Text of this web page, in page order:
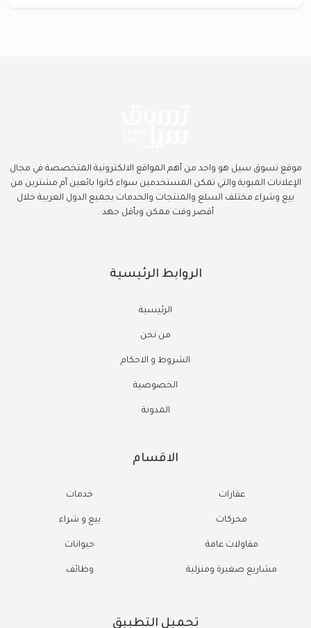
موقع تسوق سيل هو واحد من أهم المواقع الالكترونية المتخصصة في مجال
الإعلانات المبوبة والتي تمكن المستخدمين سواء كانوا بائعين أم مشترين من
بيع وشراء مختلف السلع والمنتجات والخدمات بجميع الدول العربية خلال
أقصر وقت ممكن وبأقل جهد .
الروابط الرئيسية
الرئيسية
من نحن
الشروط و الاحكام
الخصوصية
المدونة
الاقسام
عقارات
محركات
مقاولات عامة
مشاريع صغيرة ومنزلية
خدمات
بيع و شراء
حيوانات
وظائف
تحميل التطبيق